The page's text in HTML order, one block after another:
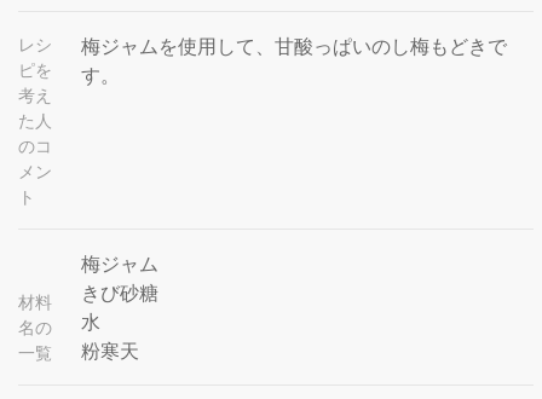
レシ
ピを
考え
た人
のコ
メン
ト
梅ジャムを使用して、甘酸っぱいのし梅もどきで
す。
材料
名の
一覧
梅ジャム
きび砂糖
水
粉寒天